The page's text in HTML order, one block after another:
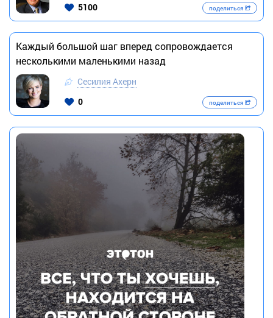
5100
поделиться
Каждый большой шаг вперед сопровождается
несколькими маленькими назад
Сесилия Ахерн
0
поделиться